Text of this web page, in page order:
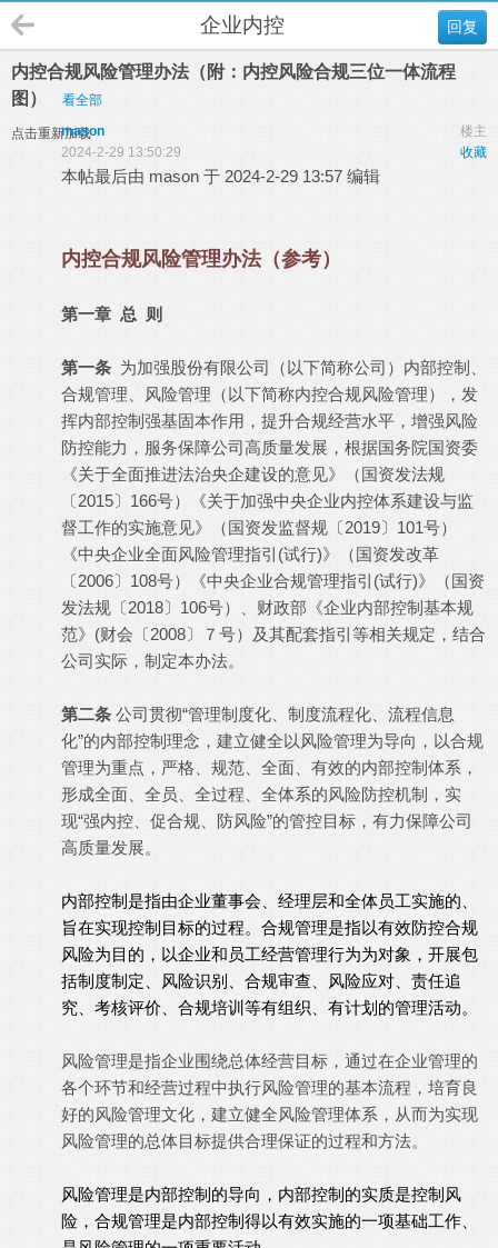
回复
企业内控
内控合规风险管理办法（附：内控风险合规三位一体流程
图）
看全部
点击重新加载 楼主
mason
收藏
2024-2-29 13:50:29
本帖最后由 mason 于 2024-2-29 13:57 编辑
内控合规风险管理办法（参考）
第一章 总 则
第一条 为加强股份有限公司（以下简称公司）内部控制、
合规管理、风险管理（以下简称内控合规风险管理），发
挥内部控制强基固本作用，提升合规经营水平，增强风险
防控能力，服务保障公司高质量发展，根据国务院国资委
《关于全面推进法治央企建设的意见》（国资发法规
〔2015〕166号）《关于加强中央企业内控体系建设与监
督工作的实施意见》（国资发监督规〔2019〕101号）
《中央企业全面风险管理指引(试行)》（国资发改革
〔2006〕108号）《中央企业合规管理指引(试行)》（国资
发法规〔2018〕106号）、财政部《企业内部控制基本规
范》(财会〔2008〕７号）及其配套指引等相关规定，结合
公司实际，制定本办法。
第二条 公司贯彻“管理制度化、制度流程化、流程信息
化”的内部控制理念，建立健全以风险管理为导向，以合规
管理为重点，严格、规范、全面、有效的内部控制体系，
形成全面、全员、全过程、全体系的风险防控机制，实
现“强内控、促合规、防风险”的管控目标，有力保障公司
高质量发展。
内部控制是指由企业董事会、经理层和全体员工实施的、
旨在实现控制目标的过程。合规管理是指以有效防控合规
风险为目的，以企业和员工经营管理行为为对象，开展包
括制度制定、风险识别、合规审查、风险应对、责任追
究、考核评价、合规培训等有组织、有计划的管理活动。
风险管理是指企业围绕总体经营目标，通过在企业管理的
各个环节和经营过程中执行风险管理的基本流程，培育良
好的风险管理文化，建立健全风险管理体系，从而为实现
风险管理的总体目标提供合理保证的过程和方法。
风险管理是内部控制的导向，内部控制的实质是控制风
险，合规管理是内部控制得以有效实施的一项基础工作、